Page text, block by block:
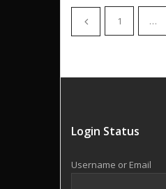
1 …
Login Status
Username or Email